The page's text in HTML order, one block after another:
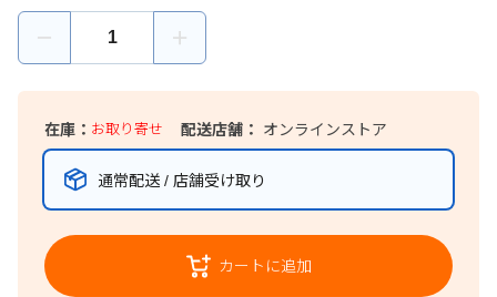
在庫： お取り寄せ 配送店舗： オンラインストア
通常配送 / 店舗受け取り
カートに追加